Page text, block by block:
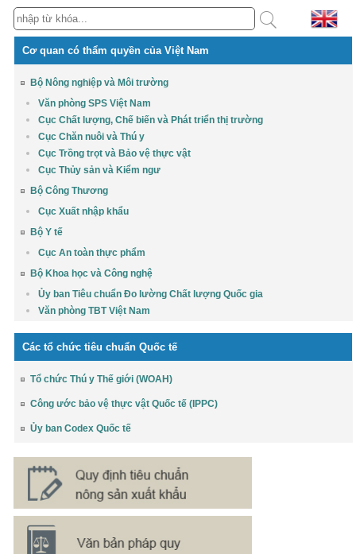
Cơ quan có thẩm quyền của Việt Nam
Bộ Nông nghiệp và Môi trường
Văn phòng SPS Việt Nam
Cục Chất lượng, Chế biến và Phát triển thị trường
Cục Chăn nuôi và Thú y
Cục Trồng trọt và Bảo vệ thực vật
Cục Thủy sản và Kiểm ngư
Bộ Công Thương
Cục Xuất nhập khẩu
Bộ Y tế
Cục An toàn thực phẩm
Bộ Khoa học và Công nghệ
Ủy ban Tiêu chuẩn Đo lường Chất lượng Quốc gia
Văn phòng TBT Việt Nam
Các tổ chức tiêu chuẩn Quốc tế
Tổ chức Thú y Thế giới (WOAH)
Công ước bảo vệ thực vật Quốc tế (IPPC)
Ủy ban Codex Quốc tế